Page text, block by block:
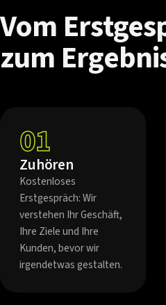
Vom
zum
01
Zuhören
Kostenloses
Erstgespräch: Wir
verstehen Ihr Geschäft,
Ihre Ziele und Ihre
Kunden, bevor wir
irgendetwas gestalten.